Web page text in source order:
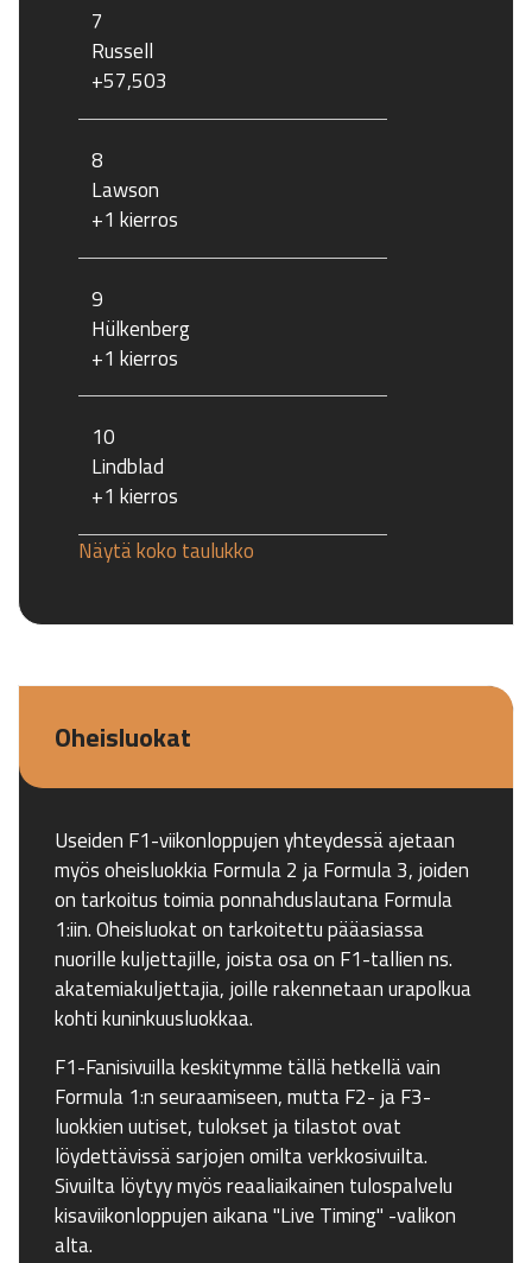
7
Russell
+57,503
8
Lawson
+1 kierros
9
Hülkenberg
+1 kierros
10
Lindblad
+1 kierros
Näytä koko taulukko
Oheisluokat
Useiden F1-viikonloppujen yhteydessä ajetaan
myös oheisluokkia Formula 2 ja Formula 3, joiden
on tarkoitus toimia ponnahduslautana Formula
1:iin. Oheisluokat on tarkoitettu pääasiassa
nuorille kuljettajille, joista osa on F1-tallien ns.
akatemiakuljettajia, joille rakennetaan urapolkua
kohti kuninkuusluokkaa.
F1-Fanisivuilla keskitymme tällä hetkellä vain
Formula 1:n seuraamiseen, mutta F2- ja F3-
luokkien uutiset, tulokset ja tilastot ovat
löydettävissä sarjojen omilta verkkosivuilta.
Sivuilta löytyy myös reaaliaikainen tulospalvelu
kisaviikonloppujen aikana "Live Timing" -valikon
alta.